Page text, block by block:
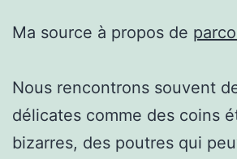
Ma source à propos de
Nous rencontrons souvent
délicates comme des coins
bizarres, des poutres qui